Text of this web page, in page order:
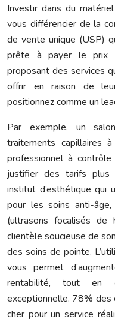
Investir dans du
vous différencier de la
de vente unique (USP)
prête à payer le prix
proposant des services
offrir en raison de
positionnez comme un
Par exemple, un
traitements capillaires
professionnel à
justifier des tarifs plus
institut d’esthétique qui
pour les soins anti-
(ultrasons focalisés
clientèle soucieuse de
des soins de pointe.
vous permet
rentabilité, tout en
exceptionnelle. 78%
cher pour un service